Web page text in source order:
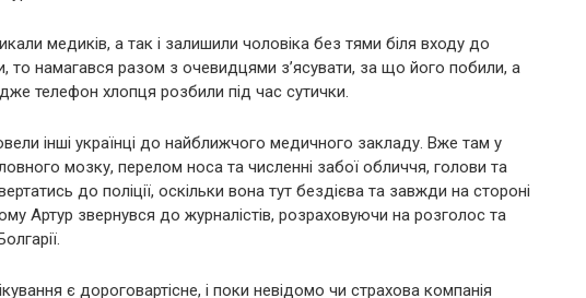
медиків, а так і залишили чоловіка без тями біля входу до
то намагався разом з очевидцями з’ясувати, за що його побили, а
телефон хлопця розбили під час сутички.
інші українці до найближчого медичного закладу. Вже там у
мозку, перелом носа та численні забої обличчя, голови та
до поліції, оскільки вона тут бездієва та завжди на стороні
Артур звернувся до журналістів, розраховуючи на розголос та
є дороговартісне, і поки невідомо чи страхова компанія